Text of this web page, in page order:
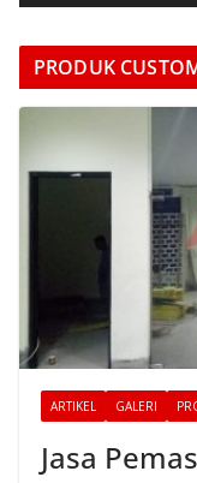
d
PRODUK
ARTIKEL GALERI
Jasa